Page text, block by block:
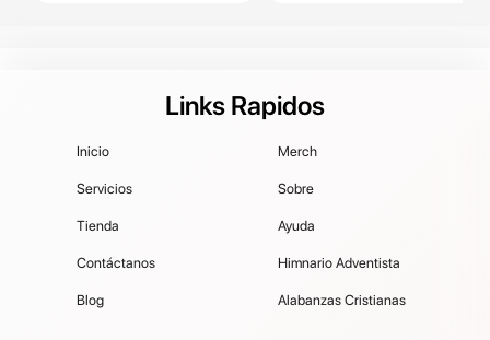
Links Rapidos
Inicio
Servicios
Tienda
Contáctanos
Blog
Merch
Sobre
Ayuda
Himnario Adventista
Alabanzas Cristianas